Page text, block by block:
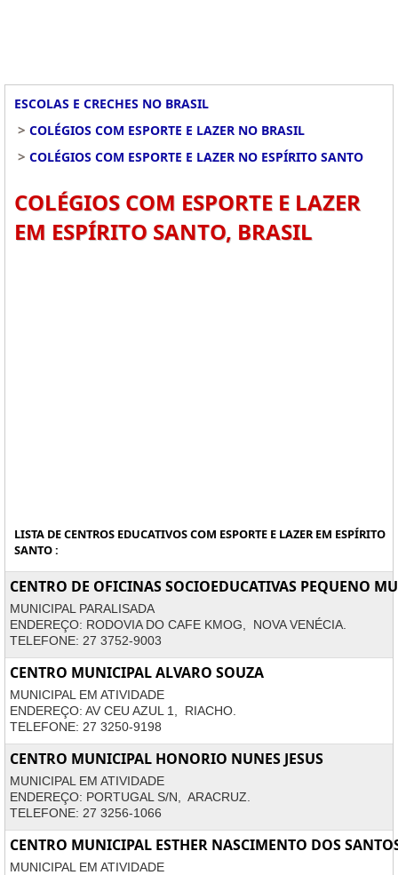
ESCOLAS E CRECHES NO BRASIL
> COLÉGIOS COM ESPORTE E LAZER NO BRASIL
> COLÉGIOS COM ESPORTE E LAZER NO ESPÍRITO SANTO
COLÉGIOS COM ESPORTE E LAZER
EM ESPÍRITO SANTO, BRASIL
LISTA DE CENTROS EDUCATIVOS COM ESPORTE E LAZER EM ESPÍRITO
SANTO :
CENTRO DE OFICINAS SOCIOEDUCATIVAS PEQUENO
MUNICIPAL PARALISADA
ENDEREÇO: RODOVIA DO CAFE KMOG, NOVA VENÉCIA.
TELEFONE: 27 3752-9003
CENTRO MUNICIPAL ALVARO SOUZA
MUNICIPAL EM ATIVIDADE
ENDEREÇO: AV CEU AZUL 1, RIACHO.
TELEFONE: 27 3250-9198
CENTRO MUNICIPAL HONORIO NUNES JESUS
MUNICIPAL EM ATIVIDADE
ENDEREÇO: PORTUGAL S/N, ARACRUZ.
TELEFONE: 27 3256-1066
CENTRO MUNICIPAL ESTHER NASCIMENTO DOS
MUNICIPAL EM ATIVIDADE